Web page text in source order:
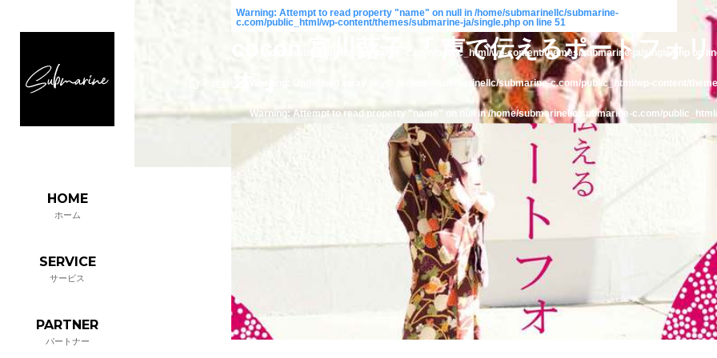
HOME
ホーム
SERVICE
サービス
PARTNER
パートナー
/home/submarinellc/submarine-c.com/public_html/wp-content/themes/submarine-ja/single.php on
/home/submarinellc/submarine-c.com/public_html/wp-content/
Warning: Attempt to read property "name" on null in/home/submarinellc/submarine-c.com/
Warning: Attempt to read property "name" on null in /home/submarinellc/submarine-
c.com/public_html/wp-content/themes/submarine-ja/single.phpon line 51
cocon 富川蕗子 『 声で伝えるポートフォリ
オ 』